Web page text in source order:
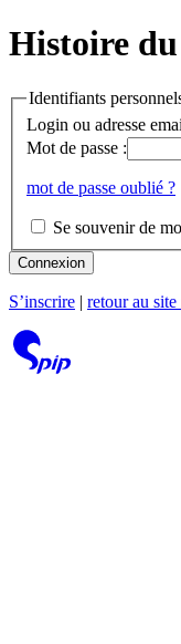
Histoire
Identifiants
Login ou adresse
Mot de passe :
mot de passe oublié ?
Se souvenir de
Connexion
S’inscrire retour au